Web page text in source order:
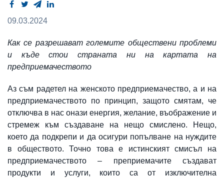
09.03.2024
Как се разрешават големите обществени проблеми
и къде стои страната ни на картата на
предприемачеството
Аз съм радетел на женското предприемачество, а и на
предприемачеството по принцип, защото смятам, че
отключва в нас онази енергия, желание, въображение и
стремеж към създаване на нещо смислено. Нещо,
което да подкрепи и да осигури попълване на нуждите
в обществото. Точно това е истинският смисъл на
предприемачеството – преприемачите създават
продукти и услуги, които са от изключителна